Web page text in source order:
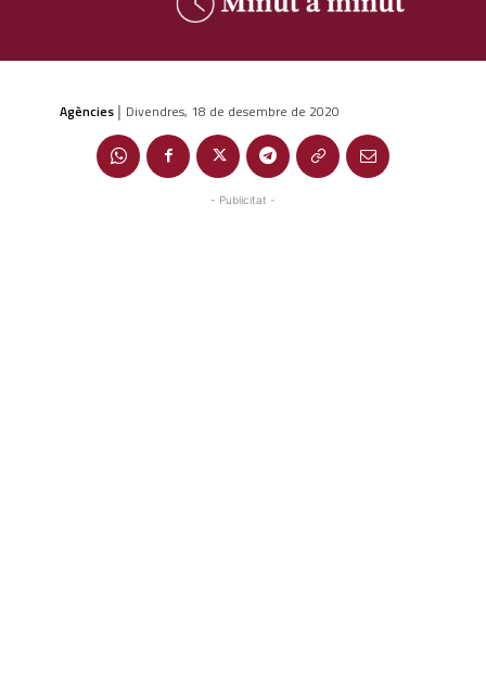
Agències | Divendres, 18 de desembre de 2020
- Publicitat -